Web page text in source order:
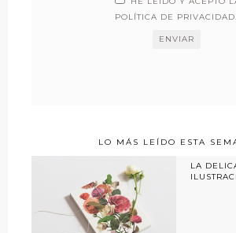
POLÍTICA DE PRIVACIDAD.
LO MÁS LEÍDO ESTA
LA